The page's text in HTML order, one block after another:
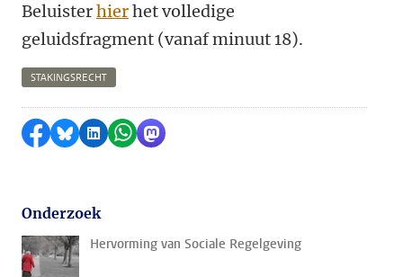
Beluisterhierhet volledige
geluidsfragment (vanaf minuut 18).
STAKINGSRECHT
Delen op Facebook
Delen via Bluesky
Delen op LinkedIn
Delen via WhatsApp
Delen via Mastodon
Onderzoek
Hervorming van Sociale Regelgeving